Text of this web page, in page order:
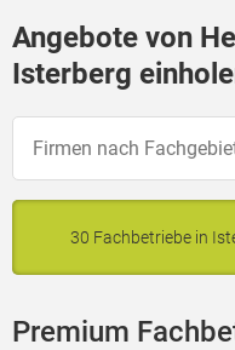
Angebote von
Isterberg
30 Fachbetriebe in
Premium